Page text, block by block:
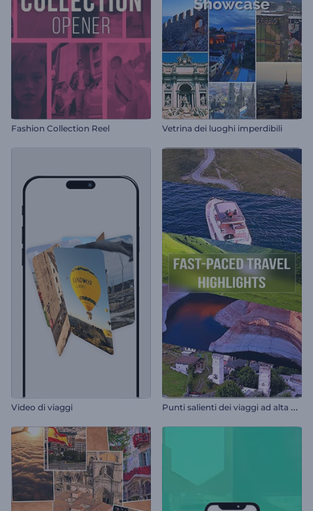
Fashion Collection Reel Vetrina dei luoghi imperdibili
Video di viaggi P
unti salienti dei viaggi ad alta velocità